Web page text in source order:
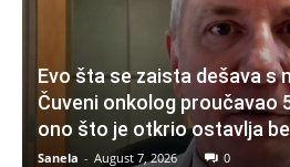
Evo šta se zaista dešava s
Čuveni onkolog proučavao
ono što je otkrio ostavlja
Sanela - August 7, 2026 0